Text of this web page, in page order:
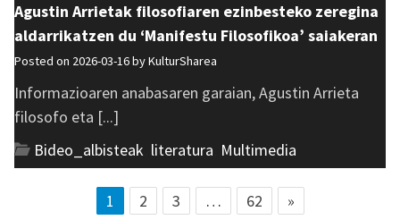
Agustin Arrietak filosofiaren ezinbesteko zeregina
aldarrikatzen du ‘Manifestu Filosofikoa’ saiakeran
Posted on 2026-03-16 byKulturSharea
Informazioaren anabasaren garaian, Agustin Arrieta
filosofo eta [...]
Bideo_albisteak literatura Multimedia
1 2 3 … 62
»